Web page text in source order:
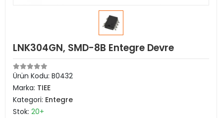
LNK304GN, SMD-8B Entegre Devre
Ürün Kodu: B0432
Marka: TIEE
Kategori: Entegre
Stok: 20+